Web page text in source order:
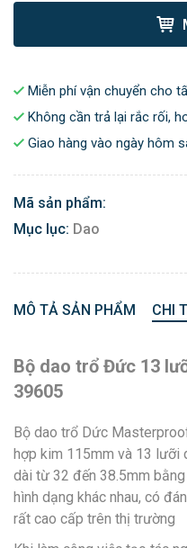
Miễn phí vận chuyển cho
Không cần trả lại rắc rối,
Giao hàng vào ngày hôm
Mã sản phẩm:
Mục lục: Dao
MÔ TẢ SẢN PHẨM CHI
Bộ dao trổ Đức 13
39605
Bộ dao trổ Dức
hợp kim 115mm và 13 lưỡi
dài từ 32 đến 38.5mm
hình dạng khác nhau, có
rất cao cấp trên thị trường